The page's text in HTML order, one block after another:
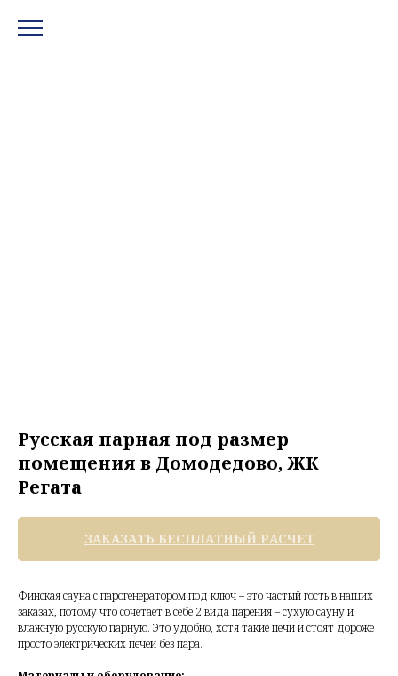
Русская парная под размер
помещения в Домодедово, ЖК
Регата
ЗАКАЗАТЬ БЕСПЛАТНЫЙ РАСЧЕТ
Финская сауна с парогенератором под ключ – это частый гость в наших
заказах, потому что сочетает в себе 2 вида парения – сухую сауну и
влажную русскую парную. Это удобно, хотя такие печи и стоят дороже
просто электрических печей без пара.